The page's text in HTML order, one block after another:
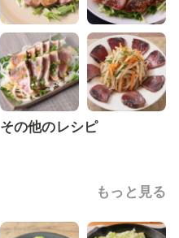
その他のレシピ
もっと見る